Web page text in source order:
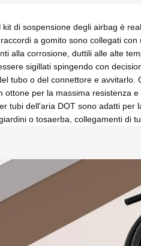
di sospensione degli airbag è
a gomito sono collegati
alla corrosione, duttili alle alte
sigillati spingendo con
tubo o del connettore e
per la massima resistenza
tubi dell'aria DOT sono adatti
o tosaerba, collegamenti di